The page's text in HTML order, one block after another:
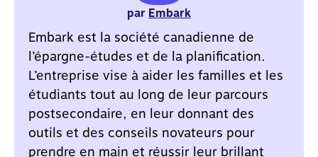
par Embark
Embark est la société canadienne de
l’épargne-études et de la planification.
L’entreprise vise à aider les familles et les
étudiants tout au long de leur parcours
postsecondaire, en leur donnant des
outils et des conseils novateurs pour
prendre en main et réussir leur brillant